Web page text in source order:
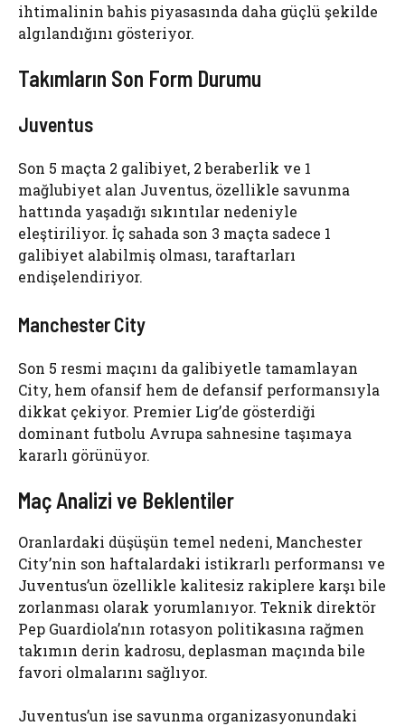
ihtimalinin bahis piyasasında daha güçlü şekilde
algılandığını gösteriyor.
Takımların Son Form Durumu
Juventus
Son 5 maçta 2 galibiyet, 2 beraberlik ve 1
mağlubiyet alan Juventus, özellikle savunma
hattında yaşadığı sıkıntılar nedeniyle
eleştiriliyor. İç sahada son 3 maçta sadece 1
galibiyet alabilmiş olması, taraftarları
endişelendiriyor.
Manchester City
Son 5 resmi maçını da galibiyetle tamamlayan
City, hem ofansif hem de defansif performansıyla
dikkat çekiyor. Premier Lig’de gösterdiği
dominant futbolu Avrupa sahnesine taşımaya
kararlı görünüyor.
Maç Analizi ve Beklentiler
Oranlardaki düşüşün temel nedeni, Manchester
City’nin son haftalardaki istikrarlı performansı ve
Juventus’un özellikle kalitesiz rakiplere karşı bile
zorlanması olarak yorumlanıyor. Teknik direktör
Pep Guardiola’nın rotasyon politikasına rağmen
takımın derin kadrosu, deplasman maçında bile
favori olmalarını sağlıyor.
Juventus’un ise savunma organizasyonundaki